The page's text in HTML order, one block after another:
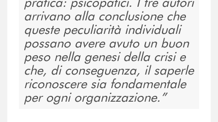
arrivano alla conclusione che
queste peculiarità individuali
possano avere avuto un buon
peso nella genesi della crisi e
che, di conseguenza, il saperle
riconoscere sia fondamentale
per ogni organizzazione.